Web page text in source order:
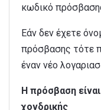
κωδικό
Εάν δεν έχετε
πρόσβασης τότε
έναν νέο
Η πρόσβαση
χονδρικής